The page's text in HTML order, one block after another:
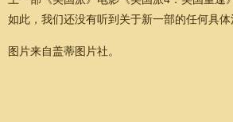
如此，我们还没有听到关于新一部的任何具
图片来自盖蒂图片社。